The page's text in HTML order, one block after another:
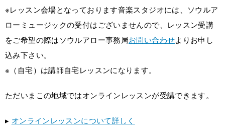
※レッスン会場となっております音楽スタジオには、ソウルア
ローミュージックの受付はございませんので、レッスン受講
をご希望の際はソウルアロー事務局お問い合わせよりお申し
込み下さい。
※（自宅）は講師自宅レッスンになります。
ただいまこの地域ではオンラインレッスンが受講できます。
▸ オンラインレッスンについて詳しく